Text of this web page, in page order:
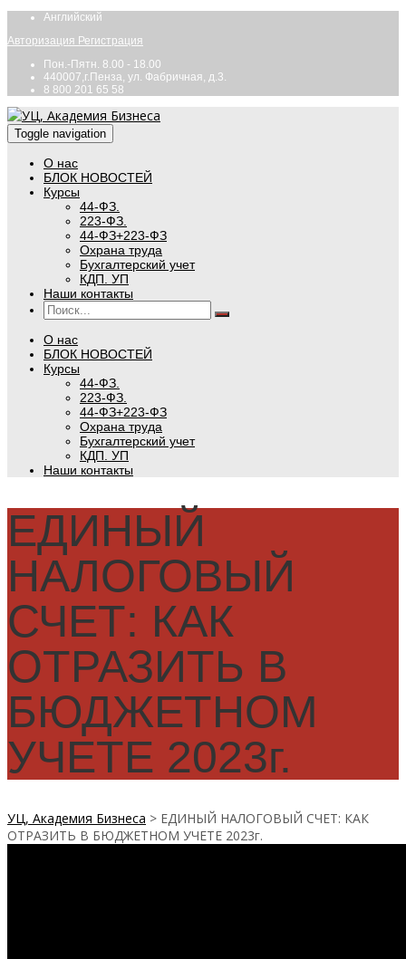
Английский
Авторизация Регистрация
Пон.-Пятн. 8.00 - 18.00
440007,г.Пенза, ул. Фабричная, д.3.
8 800 201 65 58
Toggle navigation
О нас
БЛОК НОВОСТЕЙ
Курсы
44-ФЗ.
223-ФЗ.
44-ФЗ+223-ФЗ
Охрана труда
Бухгалтерский учет
КДП. УП
Наши контакты
О нас
БЛОК НОВОСТЕЙ
Курсы
44-ФЗ.
223-ФЗ.
44-ФЗ+223-ФЗ
Охрана труда
Бухгалтерский учет
КДП. УП
Наши контакты
ЕДИНЫЙ
НАЛОГОВЫЙ
СЧЕТ: КАК
ОТРАЗИТЬ В
БЮДЖЕТНОМ
УЧЕТЕ 2023г.
УЦ, Академия Бизнеса > ЕДИНЫЙ НАЛОГОВЫЙ СЧЕТ: КАК
ОТРАЗИТЬ В БЮДЖЕТНОМ УЧЕТЕ 2023г.